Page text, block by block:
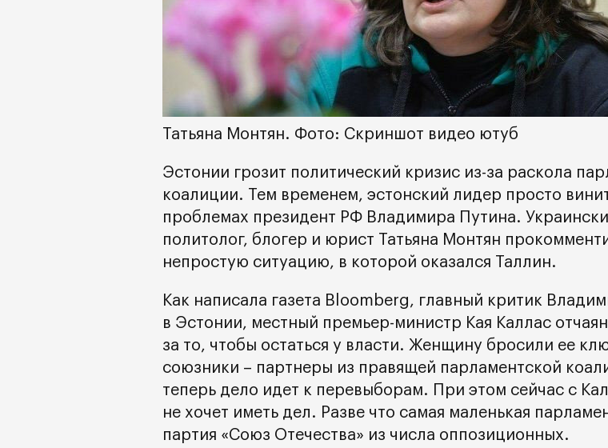
Татьяна Монтян. Фото: Скриншот видео ютуб
Эстонии грозит политический кризис из-за раскола
коалиции. Тем временем, эстонский лидер просто
проблемах президент РФ Владимира Путина.
политолог, блогер и юрист Татьяна Монтян
непростую ситуацию, в которой оказался Таллин.
Как написала газета Bloomberg, главный критик
в Эстонии, местный премьер-министр Кая Каллас
за то, чтобы остаться у власти. Женщину бросили ее
союзники – партнеры из правящей парламентской
теперь дело идет к перевыборам. При этом сейчас с
не хочет иметь дел. Разве что самая маленькая
партия «Союз Отечества» из числа оппозиционных.